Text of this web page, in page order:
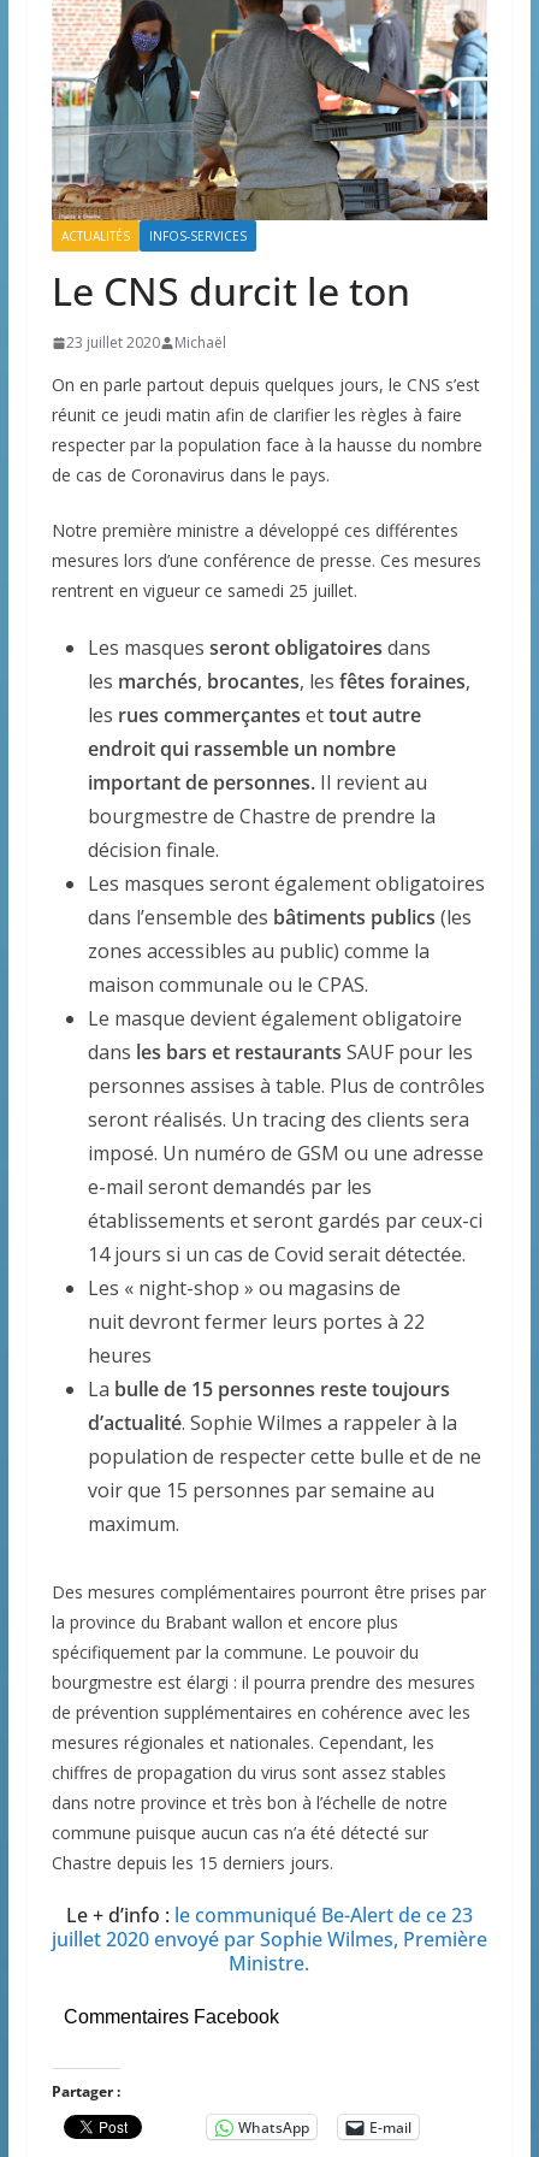
ACTUALITÉS INFOS-SERVICES
Le CNS durcit le ton
23 juillet 2020 Michaël
On en parle partout depuis quelques jours, le CNS s’est
réunit ce jeudi matin afin de clarifier les règles à faire
respecter par la population face à la hausse du nombre
de cas de Coronavirus dans le pays.
Notre première ministre a développé ces différentes
mesures lors d’une conférence de presse. Ces mesures
rentrent en vigueur ce samedi 25 juillet.
Les masques seront obligatoires dans
les marchés, brocantes, les fêtes foraines,
les rues commerçantes ettout autre
endroit qui rassemble un nombre
important de personnes.Il revient au
bourgmestre de Chastre de prendre la
décision finale.
Les masques seront également obligatoires
dans l’ensemble des bâtiments publics (les
zones accessibles au public) comme la
maison communale ou le CPAS.
Le masque devient également obligatoire
dans les bars et restaurants SAUF pour les
personnes assises à table. Plus de contrôles
seront réalisés. Un tracing des clients sera
imposé. Un numéro de GSM ou une adresse
e-mail seront demandés par les
établissements et seront gardés par ceux-ci
14 jours si un cas de Covid serait détectée.
Les « night-shop » ou magasins de
nuit devront fermer leurs portes à 22
heures
La bulle de 15 personnes reste toujours
d’actualité. Sophie Wilmes a rappeler à la
population de respecter cette bulle et de ne
voir que 15 personnes par semaine au
maximum.
Des mesures complémentaires pourront être prises par
la province du Brabant wallon et encore plus
spécifiquement par la commune. Le pouvoir du
bourgmestre est élargi : il pourra prendre des mesures
de prévention supplémentaires en cohérence avec les
mesures régionales et nationales. Cependant, les
chiffres de propagation du virus sont assez stables
dans notre province et très bon à l’échelle de notre
commune puisque aucun cas n’a été détecté sur
Chastre depuis les 15 derniers jours.
Le + d’info : le communiqué Be-Alert de ce 23
juillet 2020 envoyé par Sophie Wilmes, Première
Ministre.
Commentaires Facebook
Partager :
WhatsApp
E-mail